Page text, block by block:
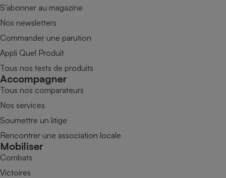
S’abonner au magazine
Nos newsletters
Commander une parution
Appli Quel Produit
Tous nos tests de produits
Accompagner
Tous nos comparateurs
Nos services
Soumettre un litige
Rencontrer une association locale
Mobiliser
Combats
Victoires